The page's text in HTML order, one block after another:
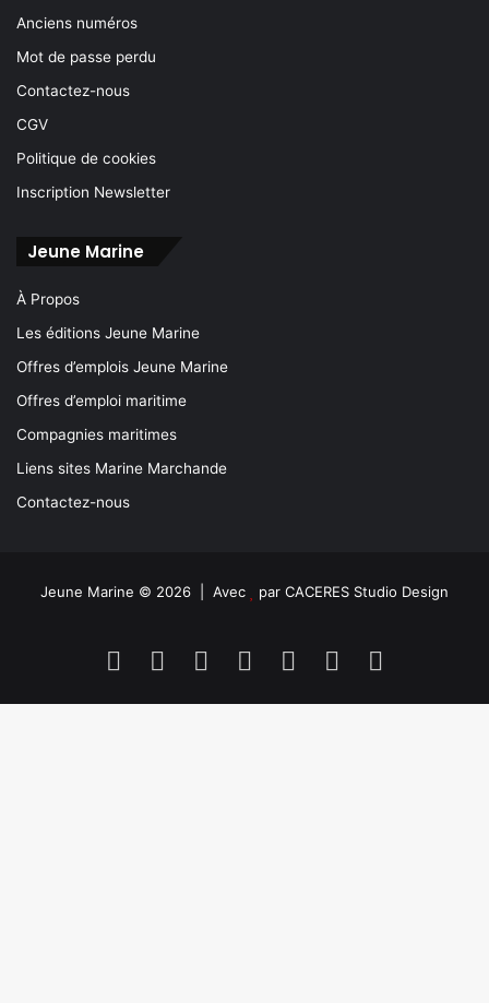
Anciens numéros
Mot de passe perdu
Contactez-nous
CGV
Politique de cookies
Inscription Newsletter
Jeune Marine
À Propos
Les éditions Jeune Marine
Offres d’emplois Jeune Marine
Offres d’emploi maritime
Compagnies maritimes
Liens sites Marine Marchande
Contactez-nous
Jeune Marine © 2026 | Avec par CACERES Studio Design
FacebookLinkedinYouTubeInstagram
Spotify